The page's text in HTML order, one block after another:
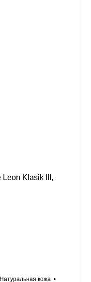
Klasik III,
Натуральная кожа